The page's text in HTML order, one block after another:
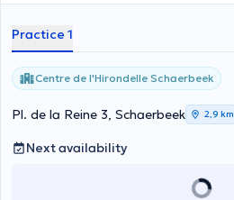
Practice 1
Centre de l'Hirondelle Schaerbeek
Pl. de la Reine 3, Schaerbeek 2,9 km
Next availability